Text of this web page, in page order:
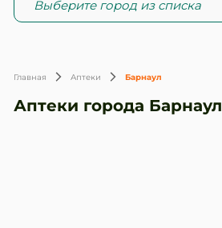
Главная Аптеки Барнаул
Аптеки города Барнаул